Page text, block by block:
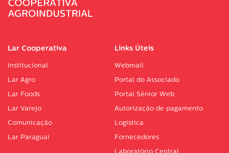
Lar Cooperativa
Institucional
Lar Agro
Lar Foods
Lar Varejo
Comunicação
Lar Paraguai
Links Úteis
Webmail
Portal do Associado
Portal Sénior Web
Autorização de pagamento
Logística
Fornecedores
Laboratório Central